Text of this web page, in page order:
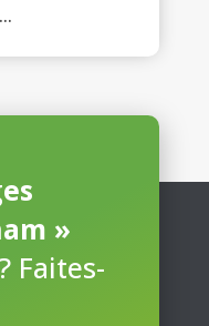
»
Faites-